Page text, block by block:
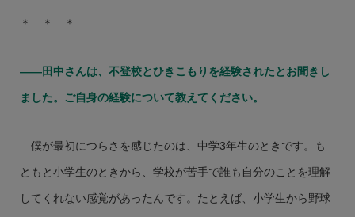
＊ ＊ ＊
――田中さんは、不登校とひきこもりを経験されたとお聞きし
ました。ご自身の経験について教えてください。
僕が最初につらさを感じたのは、中学3年生のときです。も
ともと小学生のときから、学校が苦手で誰も自分のことを理解
してくれない感覚があったんです。たとえば、小学生から野球